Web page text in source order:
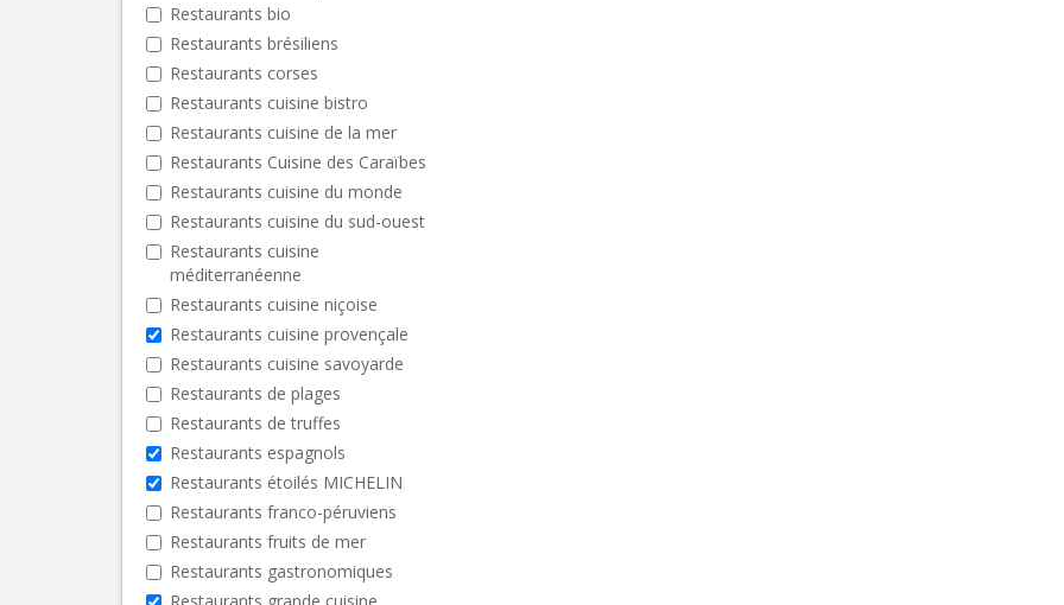
Restaurants bio
Restaurants brésiliens
Restaurants corses
Restaurants cuisine bistro
Restaurants cuisine de la mer
Restaurants Cuisine des Caraïbes
Restaurants cuisine du monde
Restaurants cuisine du sud-ouest
Restaurants cuisine
méditerranéenne
Restaurants cuisine niçoise
Restaurants cuisine provençale
Restaurants cuisine savoyarde
Restaurants de plages
Restaurants de truffes
Restaurants espagnols
Restaurants étoilés MICHELIN
Restaurants franco-péruviens
Restaurants fruits de mer
Restaurants gastronomiques
Restaurants grande cuisine